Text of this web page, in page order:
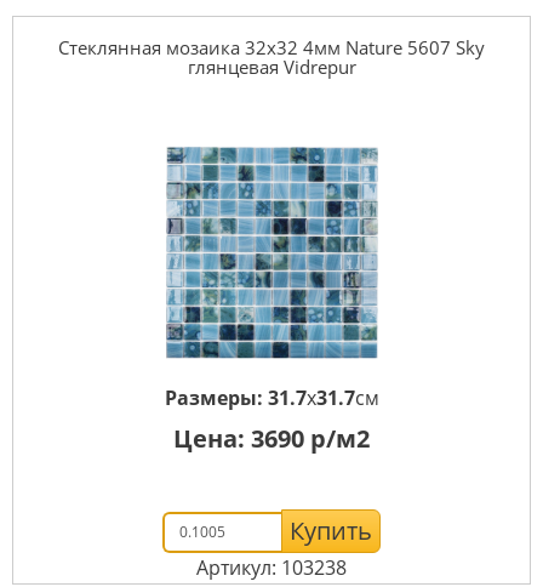
Стеклянная мозаика 32x32 4мм Nature 5607 Sky
глянцевая Vidrepur
Размеры: 31.7x31.7см
Цена: 3690 р/м2
Купить
Артикул: 103238